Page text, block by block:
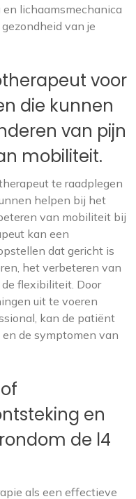
lichaamsmechanica
van je
voor
die kunnen
van pijn
mobiliteit.
te raadplegen
helpen bij het
van mobiliteit bij
kan een
dat gericht is
het verbeteren van
flexibiliteit. Door
uit te voeren
kan de patiënt
de symptomen van
en
de l4
als een effectieve